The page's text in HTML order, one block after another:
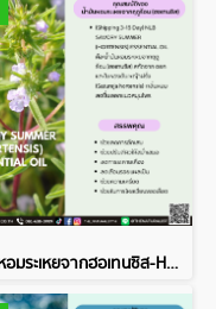
น้ำมันหอมระเหยจากฮอเทนซิส-HORTENSIS ESSENTIAL OIL